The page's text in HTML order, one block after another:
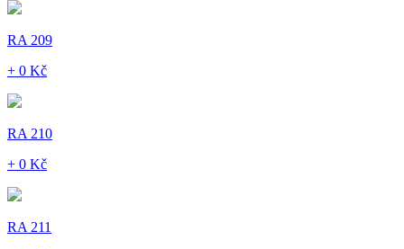
RA 209
+ 0 Kč
RA 210
+ 0 Kč
RA 211